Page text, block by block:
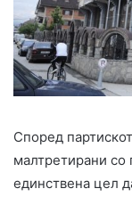
Според
малтретирани
единствена цел